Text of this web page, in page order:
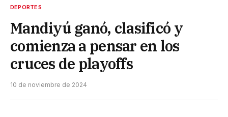
DEPORTES
Mandiyú ganó, clasificó y
comienza a pensar en los
cruces de playoffs
10 de noviembre de 2024